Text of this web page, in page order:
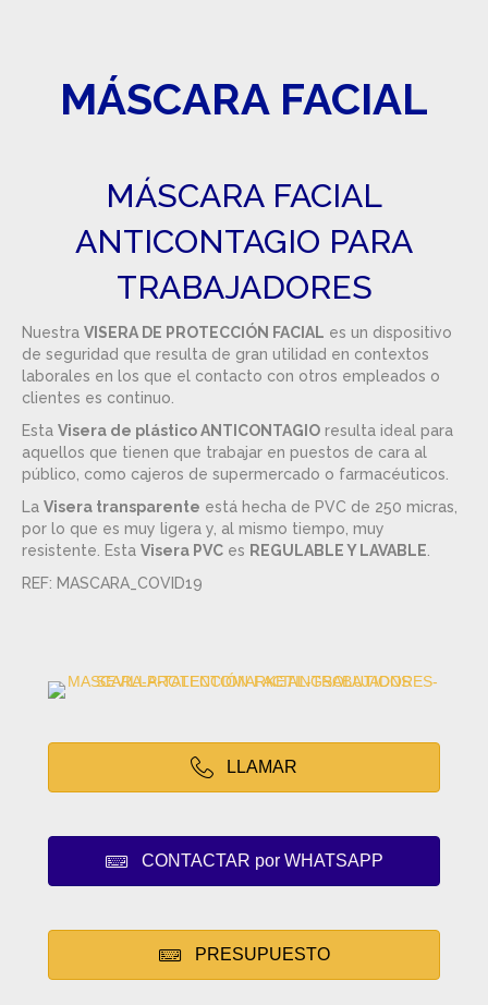
MÁSCARA FACIAL
MÁSCARA FACIAL
ANTICONTAGIO PARA
TRABAJADORES
Nuestra VISERA DE PROTECCIÓN FACIAL es un dispositivo
de seguridad que resulta de gran utilidad en contextos
laborales en los que el contacto con otros empleados o
clientes es continuo.
Esta Visera de plástico ANTICONTAGIO resulta ideal para
aquellos que tienen que trabajar en puestos de cara al
público, como cajeros de supermercado o farmacéuticos.
La Visera transparente está hecha de PVC de 250 micras,
por lo que es muy ligera y, al mismo tiempo, muy
resistente. Esta Visera PVC es REGULABLE Y LAVABLE
REF: MASCARA_COVID19
LLAMAR
CONTACTAR por WHATSAPP
PRESUPUESTO